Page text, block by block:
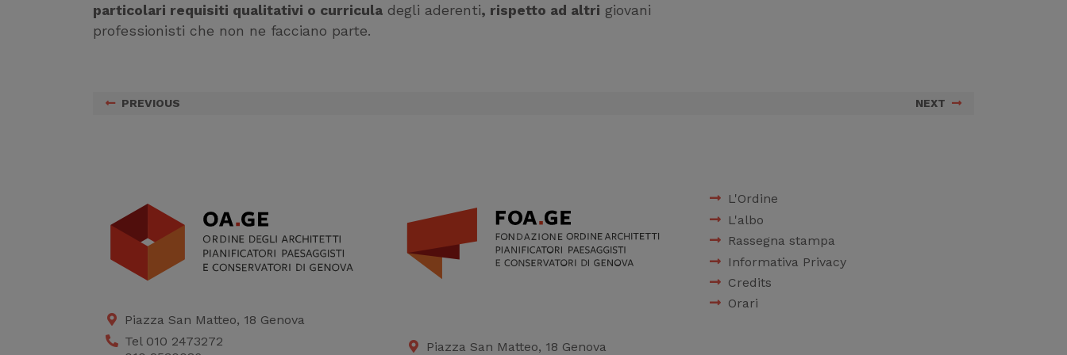
particolari requisiti qualitativi o curricula degli aderenti, rispetto ad altri giovani
professionisti che non ne facciano parte.
PREVIOUS NEXT
Piazza San Matteo, 18 Genova
Tel 010 2473272
Piazza San Matteo, 18 Genova
L'Ordine
L'albo
Rassegna stampa
Informativa Privacy
Credits
Orari